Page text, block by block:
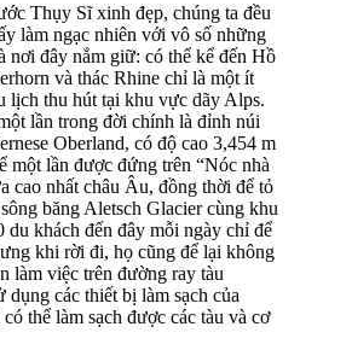
Thụy Sĩ xinh đẹp, chúng ta đều
làm ngạc nhiên với vô số những
nơi đây nắm giữ: có thể kể đến Hồ
và thác Rhine chỉ là một ít
lịch thu hút tại khu vực dãy Alps.
lần trong đời chính là đỉnh núi
Oberland, có độ cao 3,454 m
một lần được đứng trên “Nóc nhà
cao nhất châu Âu, đồng thời để tỏ
băng Aletsch Glacier cùng khu
du khách đến đây mỗi ngày chỉ để
khi rời đi, họ cũng để lại không
làm việc trên đường ray tàu
dụng các thiết bị làm sạch của
thể làm sạch được các tàu và cơ